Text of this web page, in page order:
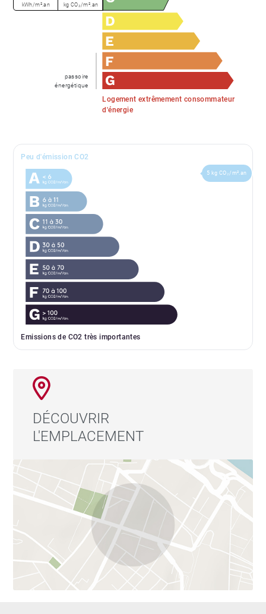
Logement extrêmement consommateur
d'énergie
passoire
énergétique
kWh/m².an kg CO₂/m².an
Peu d'émission CO2
Emissions de CO2 très importantes
5 kg CO₂/m².an
DÉCOUVRIR
L'EMPLACEMENT